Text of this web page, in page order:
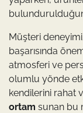
Müşteri
başarısında
atmosferi ve
olumlu yönde
kendilerini rahat
ortam sunan bu